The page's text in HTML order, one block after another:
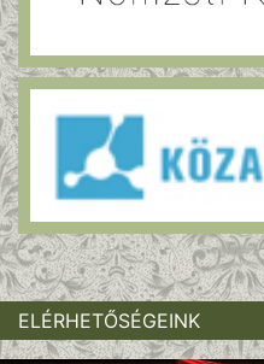
ELÉRHETŐSÉGEINK